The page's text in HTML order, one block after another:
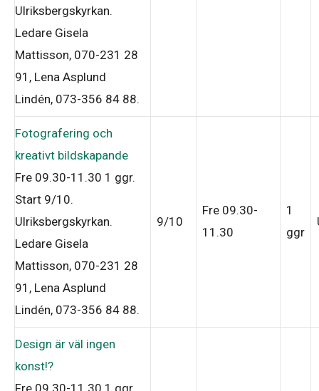
Ulriksbergskyrkan.
Ledare Gisela
Mattisson, 070-231 28
91, Lena Asplund
Lindén, 073-356 84 88.
Fotografering och
kreativt bildskapande
Fre 09.30-11.30 1 ggr.
Start 9/10.
Ulriksbergskyrkan.
Ledare Gisela
Mattisson, 070-231 28
91, Lena Asplund
Lindén, 073-356 84 88.
9/10
Fre 09.30-
11.30
1
ggr
Design är väl ingen
konst!?
Fre 09.30-11.30 1 ggr.